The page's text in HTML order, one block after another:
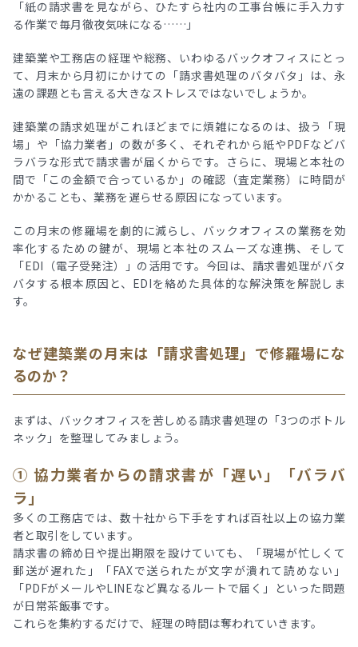
「紙の請求書を見ながら、ひたすら社内の工事台帳に手入力す
る作業で毎月徹夜気味になる……」
建築業や工務店の経理や総務、いわゆるバックオフィスにとっ
て、月末から月初にかけての「請求書処理のバタバタ」は、永
遠の課題とも言える大きなストレスではないでしょうか。
建築業の請求処理がこれほどまでに煩雑になるのは、扱う「現
場」や「協力業者」の数が多く、それぞれから紙やPDFなどバ
ラバラな形式で請求書が届くからです。さらに、現場と本社の
間で「この金額で合っているか」の確認（査定業務）に時間が
かかることも、業務を遅らせる原因になっています。
この月末の修羅場を劇的に減らし、バックオフィスの業務を効
率化するための鍵が、現場と本社のスムーズな連携、そして
「EDI（電子受発注）」の活用です。今回は、請求書処理がバタ
バタする根本原因と、EDIを絡めた具体的な解決策を解説しま
す。
なぜ建築業の月末は「請求書処理」で修羅場にな
るのか？
まずは、バックオフィスを苦しめる請求書処理の「3つのボトル
ネック」を整理してみましょう。
① 協力業者からの請求書が「遅い」「バラバ
ラ」
多くの工務店では、数十社から下手をすれば百社以上の協力業
者と取引をしています。
請求書の締め日や提出期限を設けていても、「現場が忙しくて
郵送が遅れた」「FAXで送られたが文字が潰れて読めない」
「PDFがメールやLINEなど異なるルートで届く」といった問題
が日常茶飯事です。
これらを集約するだけで、経理の時間は奪われていきます。